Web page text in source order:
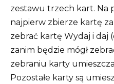
zestawu trzech kart. Na
najpierw zbierze kartę
zebrać kartę Wydaj i daj
zanim będzie mógł
zebraniu karty
Pozostałe karty są